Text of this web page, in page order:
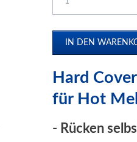
Papierweiterverarbeitung
Präge- und Foliendrucker
Werbetechnik / Displays
Verpackungssysteme
Druck- und Kopierfolien
Gebrauchtmaschinen
Hard
für Hot
- Rücken